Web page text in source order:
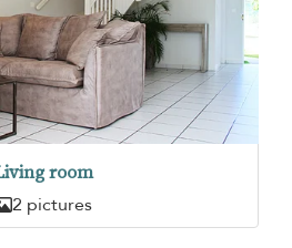
room
2 pictures